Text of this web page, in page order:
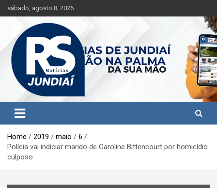
k
t
sábado, agosto 8, 2026
RS Notícias Jundiaí
Jundiaí e região na palma da sua mão!
Home 2019 maio
6
Polícia vai indiciar marido de Caroline Bittencourt por homicídio
culposo